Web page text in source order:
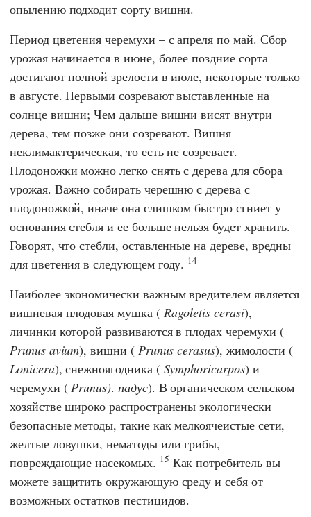
опылению подходит сорту вишни.
Период цветения черемухи – с апреля по май. Сбор
урожая начинается в июне, более поздние сорта
достигают полной зрелости в июле, некоторые только
в августе. Первыми созревают выставленные на
солнце вишни; Чем дальше вишни висят внутри
дерева, тем позже они созревают. Вишня
неклимактерическая, то есть не созревает.
Плодоножки можно легко снять с дерева для сбора
урожая. Важно собирать черешню с дерева с
плодоножкой, иначе она слишком быстро сгниет у
основания стебля и ее больше нельзя будет хранить.
Говорят, что стебли, оставленные на дереве, вредны
для цветения в следующем году. 14
Наиболее экономически важным вредителем является
вишневая плодовая мушка ( Ragoletis cerasi),
личинки которой развиваются в плодах черемухи (
Prunus avium), вишни ( Prunus cerasus), жимолости (
Lonicera), снежноягодника ( Symphoricarpos) и
черемухи (Prunus). падус). В органическом сельском
хозяйстве широко распространены экологически
безопасные методы, такие как мелкоячеистые сети,
желтые ловушки, нематоды или грибы,
повреждающие насекомых. 15 Как потребитель вы
можете защитить окружающую среду и себя от
возможных остатков пестицидов.